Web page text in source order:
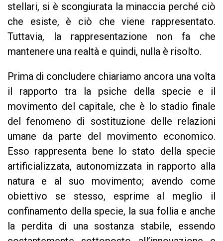
stellari, si è scongiurata la minaccia perché ciò
che esiste, è ciò che viene rappresentato.
Tuttavia, la rappresentazione non fa che
mantenere una realtà e quindi, nulla è risolto.
Prima di concludere chiariamo ancora una volta
il rapporto tra la psiche della specie e il
movimento del capitale, che è lo stadio finale
del fenomeno di sostituzione delle relazioni
umane da parte del movimento economico.
Esso rappresenta bene lo stato della specie
artificializzata, autonomizzata in rapporto alla
natura e al suo movimento; avendo come
obiettivo se stesso, esprime al meglio il
confinamento della specie, la sua follia e anche
la perdita di una sostanza stabile, essendo